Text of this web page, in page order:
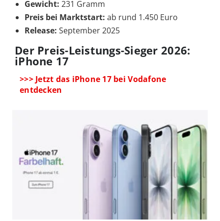
Gewicht: 231 Gramm
Preis bei Marktstart: ab rund 1.450 Euro
Release: September 2025
Der Preis-Leistungs-Sieger 2026:
iPhone 17
>>> Jetzt das iPhone 17 bei Vodafone
entdecken